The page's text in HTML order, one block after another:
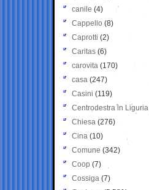
canile (4)
Cappello (8)
Caprotti (2)
Caritas (6)
carovita (170)
casa (247)
Casini (119)
Centrodestra in Liguria
Chiesa (276)
Cina (10)
Comune (342)
Coop (7)
Cossiga (7)